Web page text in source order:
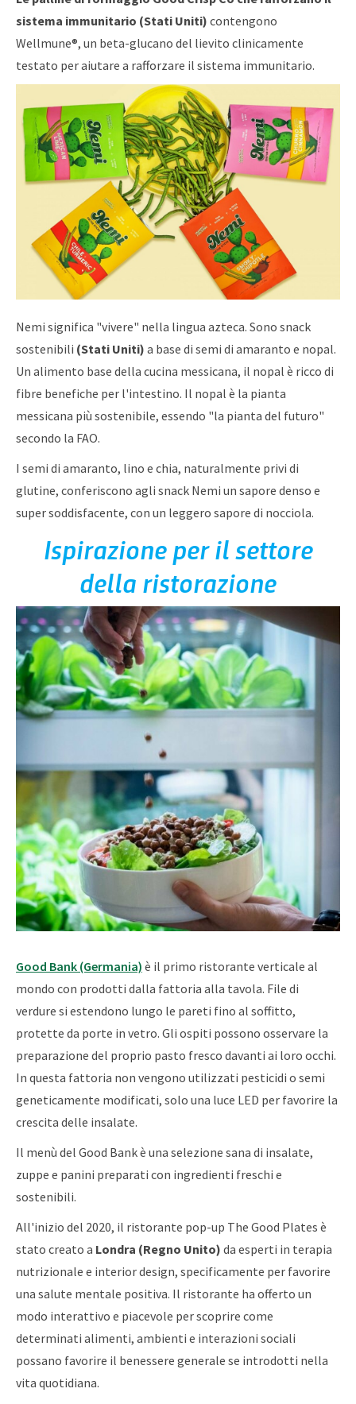
sistema immunitario (Stati Uniti) contengono
Wellmune®, un beta-glucano del lievito clinicamente
testato per aiutare a rafforzare il sistema immunitario.
Nemi significa "vivere" nella lingua azteca. Sono snack
sostenibili (Stati Uniti) a base di semi di amaranto e nopal.
Un alimento base della cucina messicana, il nopal è ricco di
fibre benefiche per l'intestino. Il nopal è la pianta
messicana più sostenibile, essendo "la pianta del futuro"
secondo la FAO.
I semi di amaranto, lino e chia, naturalmente privi di
glutine, conferiscono agli snack Nemi un sapore denso e
super soddisfacente, con un leggero sapore di nocciola.
Ispirazione per il settore
della ristorazione
Good Bank (Germania) è il primo ristorante verticale al
mondo con prodotti dalla fattoria alla tavola. File di
verdure si estendono lungo le pareti fino al soffitto,
protette da porte in vetro. Gli ospiti possono osservare la
preparazione del proprio pasto fresco davanti ai loro occhi.
In questa fattoria non vengono utilizzati pesticidi o semi
geneticamente modificati, solo una luce LED per favorire la
crescita delle insalate.
Il menù del Good Bank è una selezione sana di insalate,
zuppe e panini preparati con ingredienti freschi e
sostenibili.
All'inizio del 2020, il ristorante pop-up The Good Plates è
stato creato a Londra (Regno Unito) da esperti in terapia
nutrizionale e interior design, specificamente per favorire
una salute mentale positiva. Il ristorante ha offerto un
modo interattivo e piacevole per scoprire come
determinati alimenti, ambienti e interazioni sociali
possano favorire il benessere generale se introdotti nella
vita quotidiana.